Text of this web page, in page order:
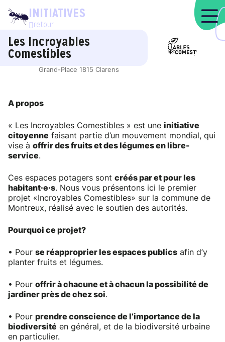
INITIATIVES
retour
Les Incroyables
Comestibles
Grand-Place 1815 Clarens
A propos
« Les Incroyables Comestibles » est une initiative
citoyenne faisant partie d’un mouvement mondial, qui
vise à offrir des fruits et des légumes en libre-
service.
Ces espaces potagers sont créés par et pour les
habitant·e·s. Nous vous présentons ici le premier
projet «Incroyables Comestibles» sur la commune de
Montreux, réalisé avec le soutien des autorités.
Pourquoi ce projet?
• Pour se réapproprier les espaces publics afin d’y
planter fruits et légumes.
• Pour offrir à chacune et à chacun la possibilité de
jardiner près de chez soi.
• Pour prendre conscience de l’importance de la
biodiversité en général, et de la biodiversité urbaine
en particulier.